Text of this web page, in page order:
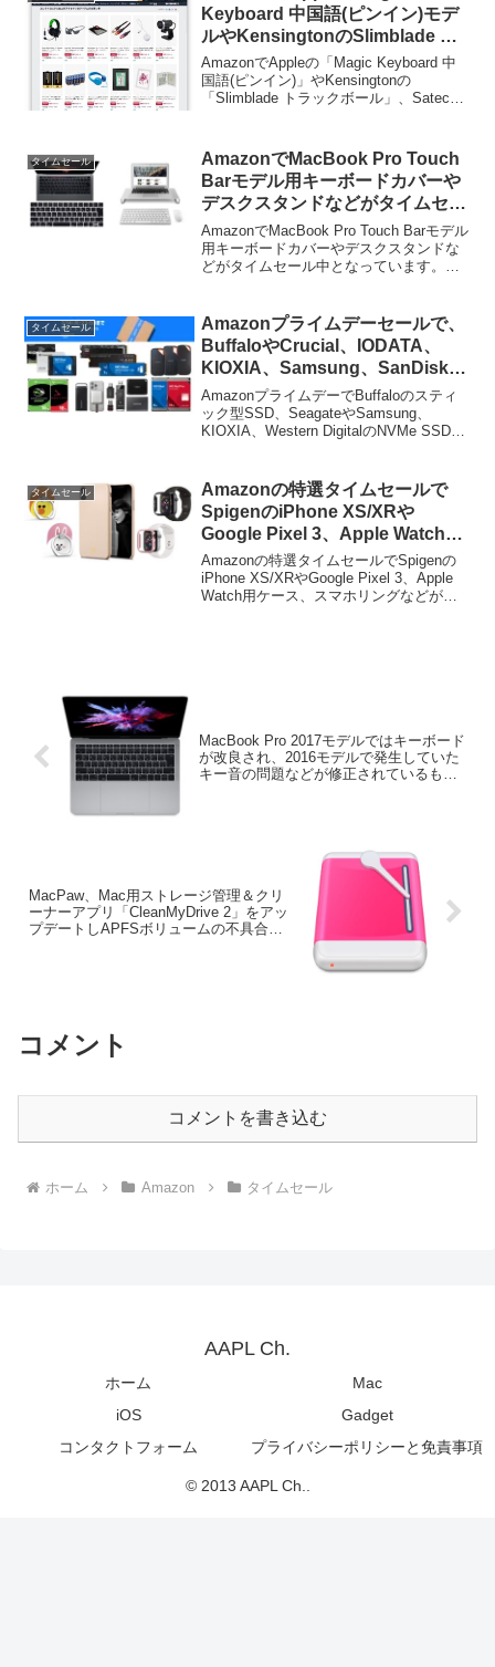
Keyboard 中国語(ピンイン)モデ
ルやKensingtonのSlimblade ト
ラックボール、SatechiのProハ
ブなどがセール中。
AmazonでAppleの「Magic Keyboard 中
国語(ピンイン)」やKensingtonの
「Slimblade トラックボール」、Satechi
タイムセール
AmazonでMacBook Pro Touch
Barモデル用キーボードカバーや
デスクスタンドなどがタイムセー
ル中。
AmazonでMacBook Pro Touch Barモデル
用キーボードカバーやデスクスタンドな
どがタイムセール中となっています。詳
タイムセール
Amazonプライムデーセールで、
BuffaloやCrucial、IODATA、
KIOXIA、Samsung、SanDisk、
WDなどのSSDやHDD、ポータブ
ルストレージなどが特別価格で販
売中。
AmazonプライムデーでBuffaloのスティ
ック型SSD、SeagateやSamsung、
KIOXIA、Western DigitalのNVMe SSD、
タイムセール
Amazonの特選タイムセールで
SpigenのiPhone XS/XRや
Google Pixel 3、Apple Watch用
ケース、スマホリングなどが特別
価格で販売中。
Amazonの特選タイムセールでSpigenの
iPhone XS/XRやGoogle Pixel 3、Apple
Watch用ケース、スマホリングなどが特
MacBook Pro 2017モデルではキーボード
が改良され、2016モデルで発生していた
キー音の問題などが修正されているもよ
MacPaw、Mac用ストレージ管理＆クリ
ーナーアプリ「CleanMyDrive 2」をアッ
プデートしAPFSボリュームの不具合を
コメント
コメントを書き込む
ホーム Amazon タイムセール
AAPL Ch.
ホーム
Mac
iOS
Gadget
コンタクトフォーム
プライバシーポリシーと免責事項
© 2013 AAPL Ch..